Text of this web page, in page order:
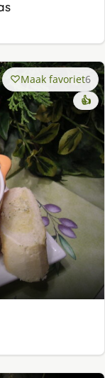
Maak favoriet6
👍